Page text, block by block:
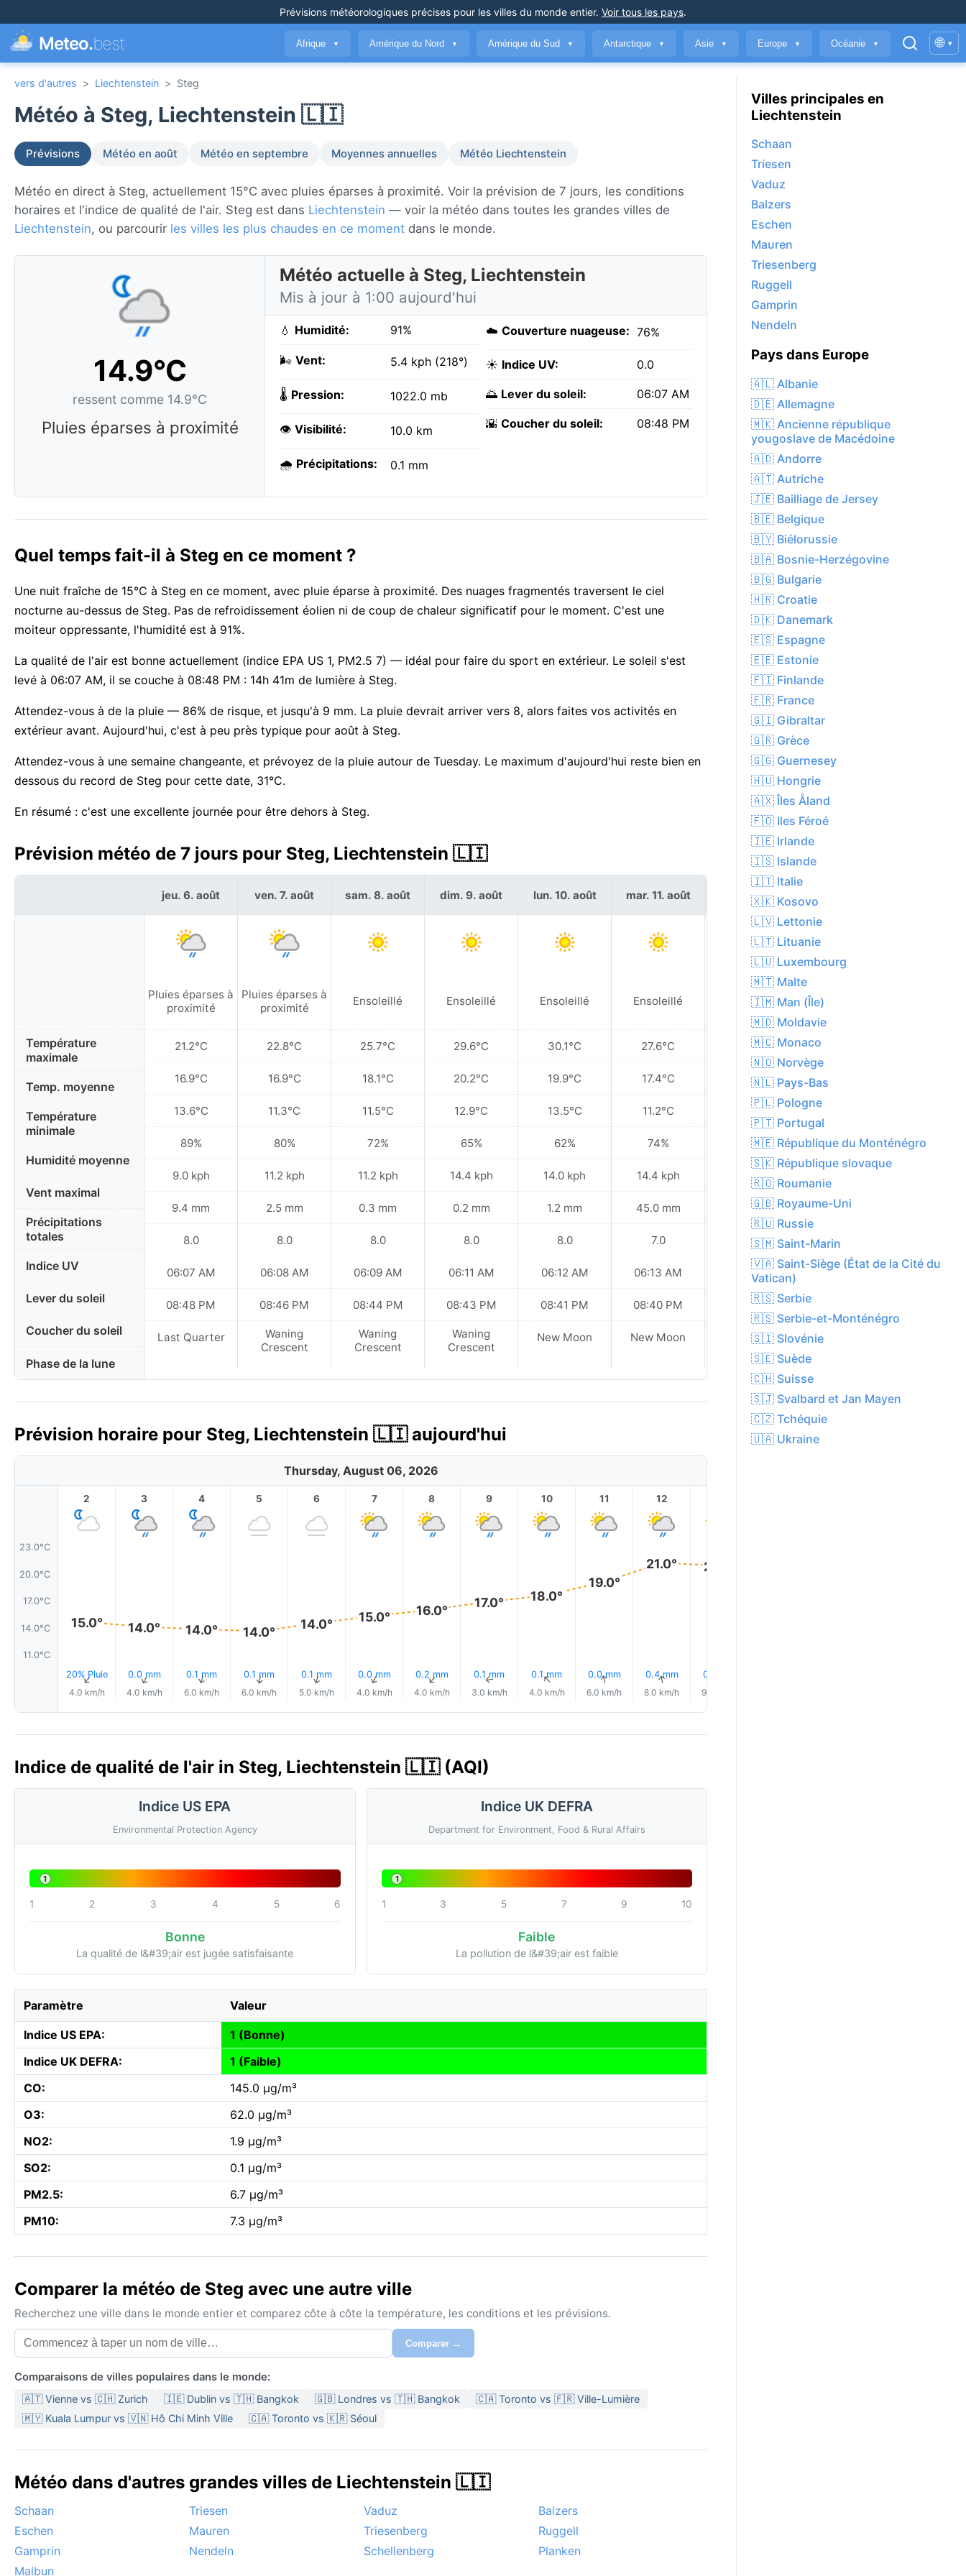
Prévisions météorologiques précises pour les villes du monde entier. Voir tous les pays.
Meteo.best Afrique ▼ Amérique du Nord ▼ Amérique du Sud ▼ Antarctique ▼ Asie ▼ Europe ▼ Océanie ▼ 🌐 ▾
vers d'autres > Liechtenstein > Steg
Météo à Steg, Liechtenstein 🇱🇮
Prévisions Météo en août Météo en septembre Moyennes annuelles Météo Liechtenstein
Météo en direct à Steg, actuellement 15°C avec pluies éparses à proximité. Voir la prévision de 7 jours, les conditions
horaires et l'indice de qualité de l'air. Steg est dans Liechtenstein — voir la météo dans toutes les grandes villes de
Liechtenstein, ou parcourir les villes les plus chaudes en ce moment dans le monde.
14.9°C
ressent comme 14.9°C
Pluies éparses à proximité
Météo actuelle à Steg, Liechtenstein
Mis à jour à 1:00 aujourd'hui
💧 Humidité: 91%
🌬️ Vent: 5.4 kph (218°)
🌡️ Pression: 1022.0 mb
👁️ Visibilité: 10.0 km
🌧️ Précipitations: 0.1 mm
☁️ Couverture nuageuse: 76%
☀️ Indice UV: 0.0
🌅 Lever du soleil: 06:07 AM
🌇 Coucher du soleil: 08:48 PM
Quel temps fait-il à Steg en ce moment ?
Une nuit fraîche de 15°C à Steg en ce moment, avec pluie éparse à proximité. Des nuages fragmentés traversent le ciel
nocturne au-dessus de Steg. Pas de refroidissement éolien ni de coup de chaleur significatif pour le moment. C'est une
moiteur oppressante, l'humidité est à 91%.
La qualité de l'air est bonne actuellement (indice EPA US 1, PM2.5 7) — idéal pour faire du sport en extérieur. Le soleil s'est
levé à 06:07 AM, il se couche à 08:48 PM : 14h 41m de lumière à Steg.
Attendez-vous à de la pluie — 86% de risque, et jusqu'à 9 mm. La pluie devrait arriver vers 8, alors faites vos activités en
extérieur avant. Aujourd'hui, c'est à peu près typique pour août à Steg.
Attendez-vous à une semaine changeante, et prévoyez de la pluie autour de Tuesday. Le maximum d'aujourd'hui reste bien en
dessous du record de Steg pour cette date, 31°C.
En résumé : c'est une excellente journée pour être dehors à Steg.
Prévision météo de 7 jours pour Steg, Liechtenstein 🇱🇮
Température
maximale
Temp. moyenne
Température
minimale
Humidité moyenne
Vent maximal
Précipitations
totales
Indice UV
Lever du soleil
Coucher du soleil
Phase de la lune
jeu. 6. août
Pluies éparses à
proximité
21.2°C
16.9°C
13.6°C
89%
9.0 kph
9.4 mm
8.0
06:07 AM
08:48 PM
Last Quarter
ven. 7. août
Pluies éparses à
proximité
22.8°C
16.9°C
11.3°C
80%
11.2 kph
2.5 mm
8.0
06:08 AM
08:46 PM
Waning
Crescent
sam. 8. août
Ensoleillé
25.7°C
18.1°C
11.5°C
72%
11.2 kph
0.3 mm
8.0
06:09 AM
08:44 PM
Waning
Crescent
dim. 9. août
Ensoleillé
29.6°C
20.2°C
12.9°C
65%
14.4 kph
0.2 mm
8.0
06:11 AM
08:43 PM
Waning
Crescent
lun. 10. août
Ensoleillé
30.1°C
19.9°C
13.5°C
62%
14.0 kph
1.2 mm
8.0
06:12 AM
08:41 PM
New Moon
mar. 11. août
Ensoleillé
27.6°C
17.4°C
11.2°C
74%
14.4 kph
45.0 mm
7.0
06:13 AM
08:40 PM
New Moon
mer. 12. août
Ensoleillé
26.0°C
18.3°C
11.3°C
64%
10.4 kph
0.3 mm
7.0
06:15 AM
08:38 PM
New Moon
Prévision horaire pour Steg, Liechtenstein 🇱🇮 aujourd'hui
Thursday, August 06, 2026
23.0°C
20.0°C
17.0°C
14.0°C
11.0°C
2
15.0°
20% Pluie
↑
4.0 km/h
3
14.0°
0.0 mm
↑
4.0 km/h
4
14.0°
0.1 mm
↑
6.0 km/h
5
14.0°
0.1 mm
↑
6.0 km/h
6
14.0°
0.1 mm
↑
5.0 km/h
7
15.0°
0.0 mm
↑
4.0 km/h
8
16.0°
0.2 mm
↑
4.0 km/h
9
17.0°
0.1 mm
↑
3.0 km/h
10
18.0°
0.1 mm
↑
4.0 km/h
11
19.0°
0.0 mm
↑
6.0 km/h
12
21.0°
0.4 mm
↑
8.0 km/h
21.0°
0.5 mm
9.0 km/h
Indice de qualité de l'air in Steg, Liechtenstein 🇱🇮 (AQI)
Indice US EPA
Environmental Protection Agency
1
1 2 3 4 5 6
Bonne
La qualité de l&#39;air est jugée satisfaisante
Indice UK DEFRA
Department for Environment, Food & Rural Affairs
1
1 3 5 7 9 10
Faible
La pollution de l&#39;air est faible
Paramètre Valeur
Indice US EPA:
1 (Bonne)
Indice UK DEFRA:
1 (Faible)
CO:
145.0 µg/m³
O3:
62.0 µg/m³
NO2:
1.9 µg/m³
SO2:
0.1 µg/m³
PM2.5:
6.7 µg/m³
PM10:
7.3 µg/m³
Comparer la météo de Steg avec une autre ville
Recherchez une ville dans le monde entier et comparez côte à côte la température, les conditions et les prévisions.
Comparer →
Comparaisons de villes populaires dans le monde:
🇦🇹 Vienne vs 🇨🇭 Zurich 🇮🇪 Dublin vs 🇹🇭 Bangkok 🇬🇧 Londres vs 🇹🇭 Bangkok
🇨🇦 Toronto vs 🇫🇷 Ville-Lumière
🇲🇾 Kuala Lumpur vs 🇻🇳 Hô Chi Minh Ville
🇨🇦 Toronto vs 🇰🇷 Séoul
Météo dans d'autres grandes villes de Liechtenstein 🇱🇮
Schaan Triesen Vaduz
Balzers
Eschen
Mauren Triesenberg
Ruggell
Gamprin
Nendeln Schellenberg
Planken
Malbun
Villes principales en
Liechtenstein
Schaan
Triesen
Vaduz
Balzers
Eschen
Mauren
Triesenberg
Ruggell
Gamprin
Nendeln
Pays dans Europe
🇦🇱 Albanie
🇩🇪 Allemagne
🇲🇰 Ancienne république
yougoslave de Macédoine
🇦🇩 Andorre
🇦🇹 Autriche
🇯🇪 Bailliage de Jersey
🇧🇪 Belgique
🇧🇾 Biélorussie
🇧🇦 Bosnie-Herzégovine
🇧🇬 Bulgarie
🇭🇷 Croatie
🇩🇰 Danemark
🇪🇸 Espagne
🇪🇪 Estonie
🇫🇮 Finlande
🇫🇷 France
🇬🇮 Gibraltar
🇬🇷 Grèce
🇬🇬 Guernesey
🇭🇺 Hongrie
🇦🇽 Îles Åland
🇫🇴 Iles Féroé
🇮🇪 Irlande
🇮🇸 Islande
🇮🇹 Italie
🇽🇰 Kosovo
🇱🇻 Lettonie
🇱🇹 Lituanie
🇱🇺 Luxembourg
🇲🇹 Malte
🇮🇲 Man (Île)
🇲🇩 Moldavie
🇲🇨 Monaco
🇳🇴 Norvège
🇳🇱 Pays-Bas
🇵🇱 Pologne
🇵🇹 Portugal
🇲🇪 République du Monténégro
🇸🇰 République slovaque
🇷🇴 Roumanie
🇬🇧 Royaume-Uni
🇷🇺 Russie
🇸🇲 Saint-Marin
🇻🇦 Saint-Siège (État de la Cité du
Vatican)
🇷🇸 Serbie
🇷🇸 Serbie-et-Monténégro
🇸🇮 Slovénie
🇸🇪 Suède
🇨🇭 Suisse
🇸🇯 Svalbard et Jan Mayen
🇨🇿 Tchéquie
🇺🇦 Ukraine